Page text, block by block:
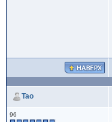
Tao
96